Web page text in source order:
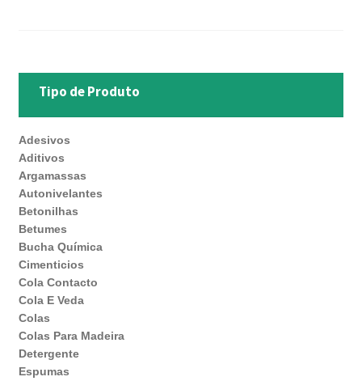
Tipo de Produto
Adesivos
Aditivos
Argamassas
Autonivelantes
Betonilhas
Betumes
Bucha Química
Cimenticios
Cola Contacto
Cola E Veda
Colas
Colas Para Madeira
Detergente
Espumas